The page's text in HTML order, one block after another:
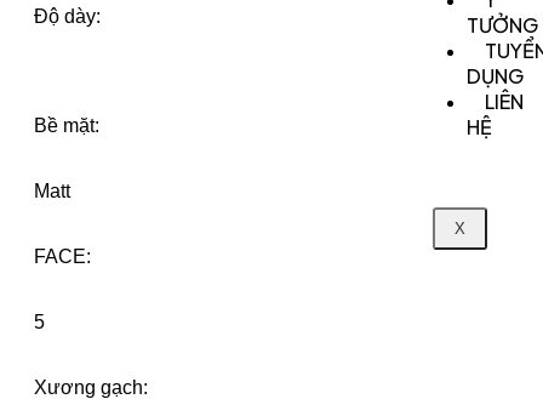
TƯỞNG
DỤNG
LIÊN
HỆ
X
Độ dày:
Bề mặt:
Matt
FACE:
5
Xương gạch: